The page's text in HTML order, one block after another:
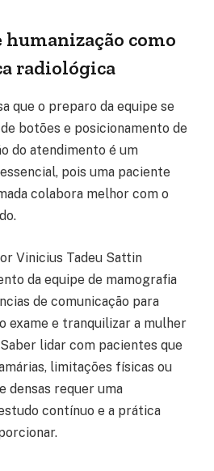
como
radiológica
que o preparo da equipe se
botões e posicionamento de
do atendimento é um
pois uma paciente
colabora melhor com o
Vinicius Tadeu Sattin
da equipe de mamografia
de comunicação para
exame e tranquilizar a mulher
lidar com pacientes que
limitações físicas ou
densas requer uma
contínuo e a prática